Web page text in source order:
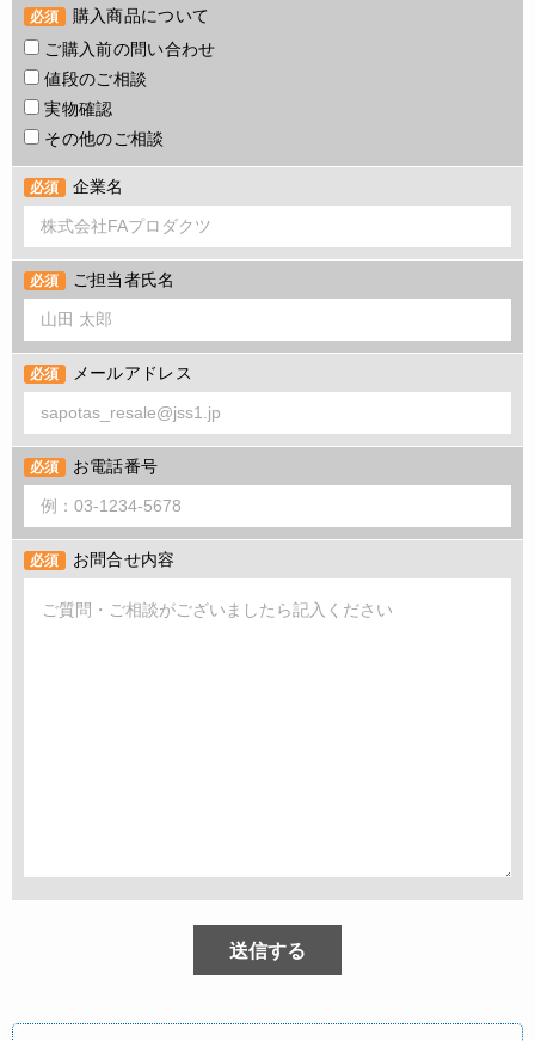
必須
購入商品について
ご購入前の問い合わせ
値段のご相談
実物確認
その他のご相談
必須 企業名
必須 ご担当者氏名
必須 メールアドレス
必須 お電話番号
必須 お問合せ内容